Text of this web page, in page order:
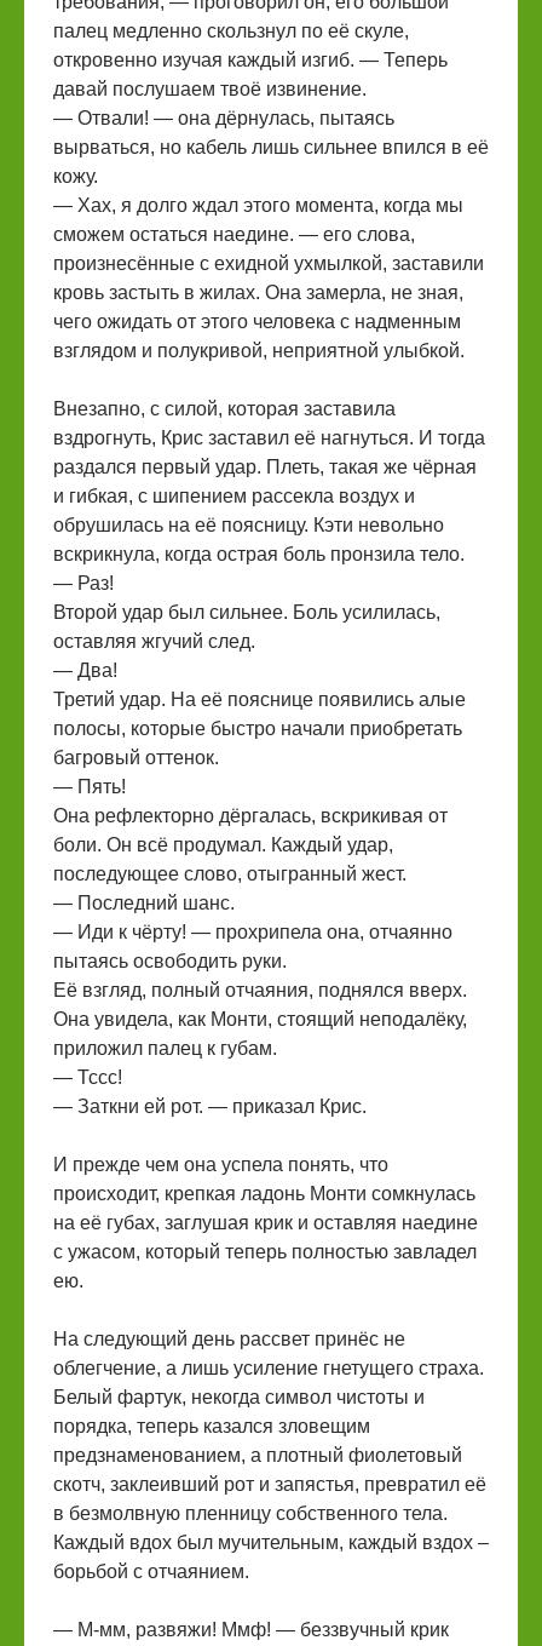
палец медленно скользнул по её скуле,
откровенно изучая каждый изгиб. — Теперь
давай послушаем твоё извинение.
— Отвали! — она дёрнулась, пытаясь
вырваться, но кабель лишь сильнее впился в её
кожу.
— Хах, я долго ждал этого момента, когда мы
сможем остаться наедине. — его слова,
произнесённые с ехидной ухмылкой, заставили
кровь застыть в жилах. Она замерла, не зная,
чего ожидать от этого человека с надменным
взглядом и полукривой, неприятной улыбкой.
Внезапно, с силой, которая заставила
вздрогнуть, Крис заставил её нагнуться. И тогда
раздался первый удар. Плеть, такая же чёрная
и гибкая, с шипением рассекла воздух и
обрушилась на её поясницу. Кэти невольно
вскрикнула, когда острая боль пронзила тело.
— Раз!
Второй удар был сильнее. Боль усилилась,
оставляя жгучий след.
— Два!
Третий удар. На её пояснице появились алые
полосы, которые быстро начали приобретать
багровый оттенок.
— Пять!
Она рефлекторно дёргалась, вскрикивая от
боли. Он всё продумал. Каждый удар,
последующее слово, отыгранный жест.
— Последний шанс.
— Иди к чёрту! — прохрипела она, отчаянно
пытаясь освободить руки.
Её взгляд, полный отчаяния, поднялся вверх.
Она увидела, как Монти, стоящий неподалёку,
приложил палец к губам.
— Тссс!
— Заткни ей рот. — приказал Крис.
И прежде чем она успела понять, что
происходит, крепкая ладонь Монти сомкнулась
на её губах, заглушая крик и оставляя наедине
с ужасом, который теперь полностью завладел
ею.
На следующий день рассвет принёс не
облегчение, а лишь усиление гнетущего страха.
Белый фартук, некогда символ чистоты и
порядка, теперь казался зловещим
предзнаменованием, а плотный фиолетовый
скотч, заклеивший рот и запястья, превратил её
в безмолвную пленницу собственного тела.
Каждый вдох был мучительным, каждый вздох –
борьбой с отчаянием.
— М-мм, развяжи! Ммф! — беззвучный крик